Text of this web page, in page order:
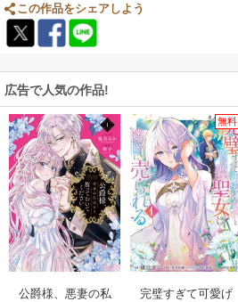
この作品をシェアしよう
広告で人気の作品!
公爵様、悪妻の私
無料
完璧すぎて可愛げ